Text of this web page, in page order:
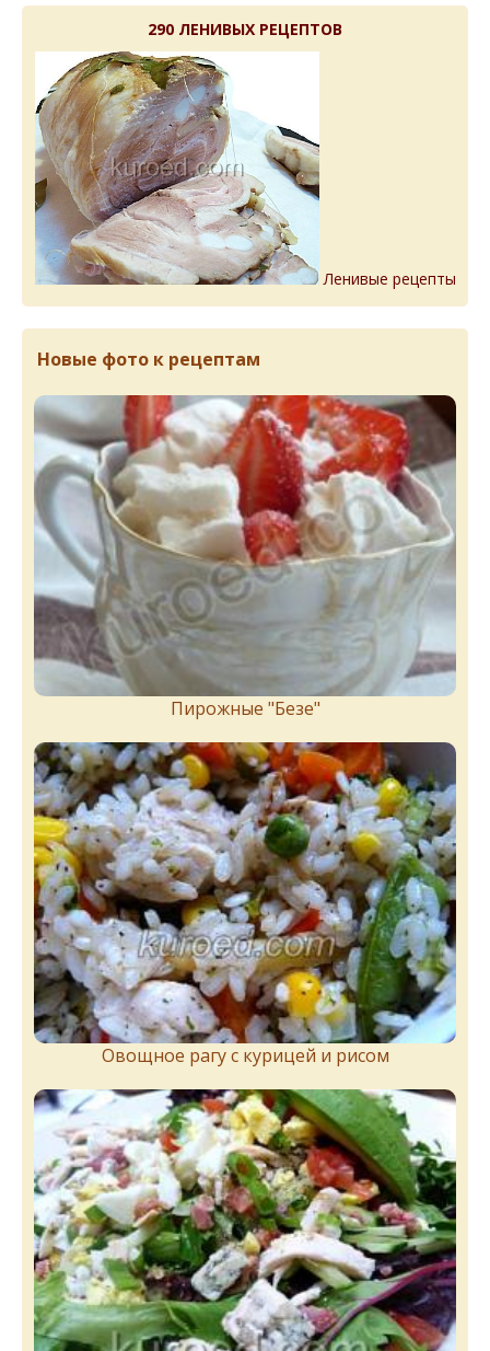
290 ЛЕНИВЫХ РЕЦЕПТОВ
Ленивые рецепты
Новые фото к рецептам
Пирожныe "Бeзe"
Овощное рагу с курицей и рисом